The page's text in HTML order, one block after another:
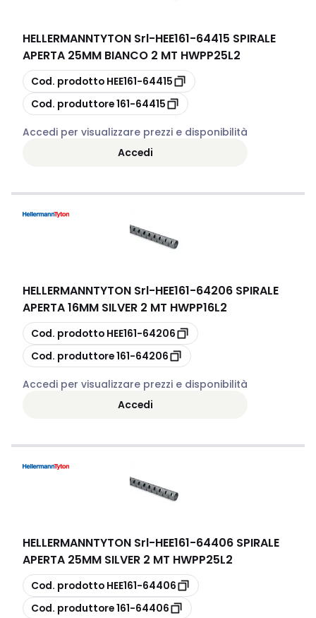
HELLERMANNTYTON Srl-HEE161-64415 SPIRALE
APERTA 25MM BIANCO 2 MT HWPP25L2
copia
Cod. prodotto HEE161-64415
copia
Cod. produttore161-64415
Accedi per visualizzare prezzi e disponibilità
Accedi
HELLERMANNTYTON Srl-HEE161-64206 SPIRALE
APERTA 16MM SILVER 2 MT HWPP16L2
copia
Cod. prodotto HEE161-64206
copia
Cod. produttore161-64206
Accedi per visualizzare prezzi e disponibilità
Accedi
HELLERMANNTYTON Srl-HEE161-64406 SPIRALE
APERTA 25MM SILVER 2 MT HWPP25L2
copia
Cod. prodotto HEE161-64406
copia
Cod. produttore161-64406